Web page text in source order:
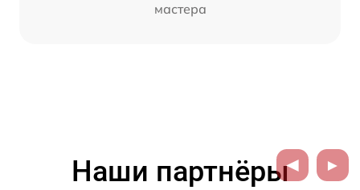
мастера
Наши партнёры